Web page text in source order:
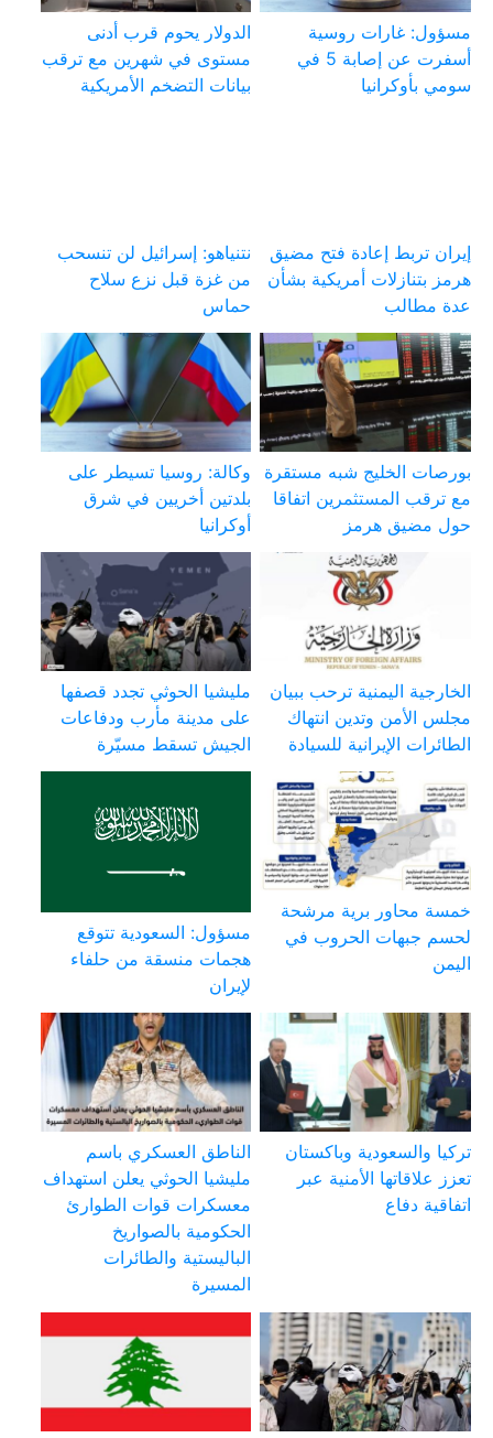
مسؤول: غارات روسية
أسفرت عن إصابة 5 في
سومي بأوكرانيا
الدولار يحوم قرب أدنى
مستوى في شهرين مع ترقب
بيانات التضخم الأمريكية
إيران تربط إعادة فتح مضيق
هرمز بتنازلات أمريكية بشأن
عدة مطالب
نتنياهو: إسرائيل لن تنسحب
من غزة قبل نزع سلاح
حماس
بورصات الخليج شبه مستقرة
مع ترقب المستثمرين اتفاقا
حول مضيق هرمز
وكالة: روسيا تسيطر على
بلدتين أخريين في شرق
أوكرانيا
الخارجية اليمنية ترحب ببيان
مجلس الأمن وتدين انتهاك
الطائرات الإيرانية للسيادة
مليشيا الحوثي تجدد قصفها
على مدينة مأرب ودفاعات
الجيش تسقط مسيّرة
خمسة محاور برية مرشحة
لحسم جبهات الحروب في
اليمن
مسؤول: السعودية تتوقع
هجمات منسقة من حلفاء
لإيران
تركيا والسعودية وباكستان
تعزز علاقاتها الأمنية عبر
اتفاقية دفاع
الناطق العسكري باسم
مليشيا الحوثي يعلن استهداف
معسكرات قوات الطوارئ
الحكومية بالصواريخ
الباليستية والطائرات
المسيرة